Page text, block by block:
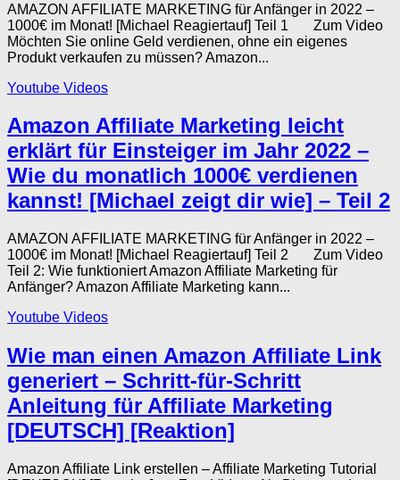
AMAZON AFFILIATE MARKETING für Anfänger in 2022 –
1000€ im Monat! [Michael Reagiertauf] Teil 1 Zum Video
Möchten Sie online Geld verdienen, ohne ein eigenes
Produkt verkaufen zu müssen? Amazon...
Youtube Videos
Amazon Affiliate Marketing leicht
erklärt für Einsteiger im Jahr 2022 –
Wie du monatlich 1000€ verdienen
kannst! [Michael zeigt dir wie] – Teil 2
AMAZON AFFILIATE MARKETING für Anfänger in 2022 –
1000€ im Monat! [Michael Reagiertauf] Teil 2 Zum Video
Teil 2: Wie funktioniert Amazon Affiliate Marketing für
Anfänger? Amazon Affiliate Marketing kann...
Youtube Videos
Wie man einen Amazon Affiliate Link
generiert – Schritt-für-Schritt
Anleitung für Affiliate Marketing
[DEUTSCH] [Reaktion]
Amazon Affiliate Link erstellen – Affiliate Marketing Tutorial